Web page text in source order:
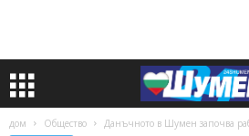
дом Общество Данъчното в Шумен започва